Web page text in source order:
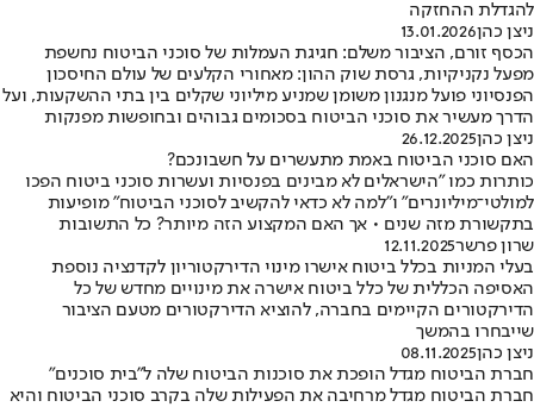
להגדלת ההחזקה
ניצן כהן13.01.2026
הכסף זורם, הציבור משלם: חגיגת העמלות של סוכני הביטוח נחשפת
מפעל נקניקיות, גרסת שוק ההון: מאחורי הקלעים של עולם החיסכון
הפנסיוני פועל מנגנון משומן שמניע מיליוני שקלים בין בתי ההשקעות, ועל
הדרך מעשיר את סוכני הביטוח בסכומים גבוהים ובחופשות מפנקות
ניצן כהן26.12.2025
האם סוכני הביטוח באמת מתעשרים על חשבונכם?
כותרות כמו "הישראלים לא מבינים בפנסיות ועשרות סוכני ביטוח הפכו
למולטי־מיליונרים" ו"למה לא כדאי להקשיב לסוכני הביטוח" מופיעות
בתקשורת מזה שנים • אך האם המקצוע הזה מיותר? כל התשובות
שרון פרשר12.11.2025
בעלי המניות בכלל ביטוח אישרו מינוי הדירקטוריון לקדנציה נוספת
האסיפה הכללית של כלל ביטוח אישרה את מינויים מחדש של כל
הדירקטורים הקיימים בחברה, להוציא הדירקטורים מטעם הציבור
שייבחרו בהמשך
ניצן כהן08.11.2025
חברת הביטוח מגדל הופכת את סוכנות הביטוח שלה ל"בית סוכנים"
חברת הביטוח מגדל מרחיבה את הפעילות שלה בקרב סוכני הביטוח והיא